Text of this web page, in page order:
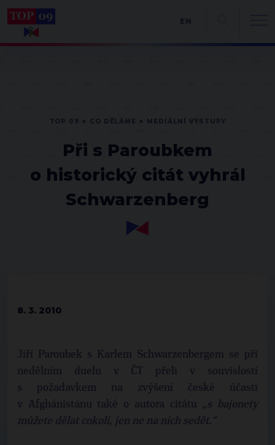
Při s Paroubkem
o historický citát vyhrál
Schwarzenberg
8. 3. 2010
Jiří Paroubek s Karlem Schwarzenbergem se při
nedělním duelu v ČT přeli v souvislosti
s požadavkem na zvýšení české účasti
v Afghánistánu také o autora citátu „s bajonety
můžete dělat cokoli, jen ne na nich sedět.“